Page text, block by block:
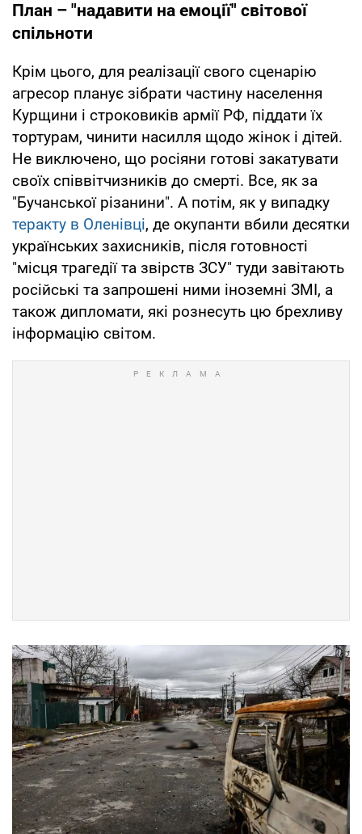
План – "надавити на емоції" світової
спільноти
Крім цього, для реалізації свого сценарію
агресор планує зібрати частину населення
Курщини і строковиків армії РФ, піддати їх
тортурам, чинити насилля щодо жінок і дітей.
Не виключено, що росіяни готові закатувати
своїх співвітчизників до смерті. Все, як за
"Бучанської різанини". А потім, як у випадку
теракту в Оленівці, де окупанти вбили десятки
українських захисників, після готовності
"місця трагедії та звірств ЗСУ" туди завітають
російські та запрошені ними іноземні ЗМІ, а
також дипломати, які рознесуть цю брехливу
інформацію світом.